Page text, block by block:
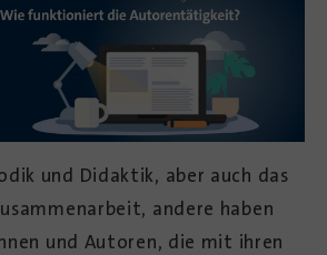
und Didaktik, aber auch das
andere haben
und Autoren, die mit ihren